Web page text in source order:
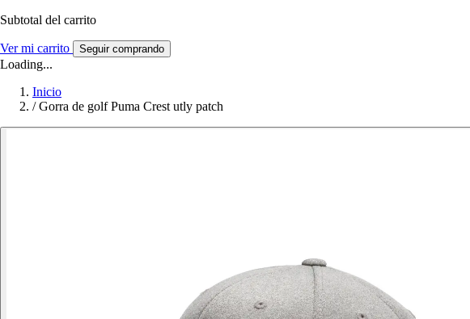
Subtotal del carrito
Ver mi carrito Seguir comprando
Loading...
Inicio
/ Gorra de golf Puma Crest utly patch